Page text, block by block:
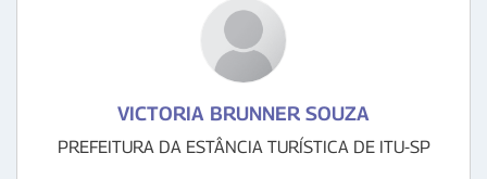
VICTORIA BRUNNER SOUZA
PREFEITURA DA ESTÂNCIA TURÍSTICA DE ITU-SP